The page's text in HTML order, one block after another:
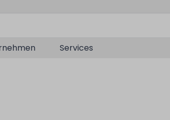
Services